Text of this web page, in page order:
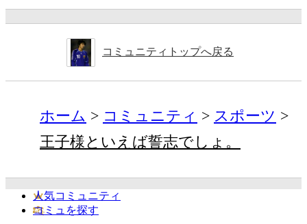
コミュニティトップへ戻る
ホーム コミュニティ
スポーツ
王子様といえば誓志でしょ。
人気コミュニティ
コミュを探す